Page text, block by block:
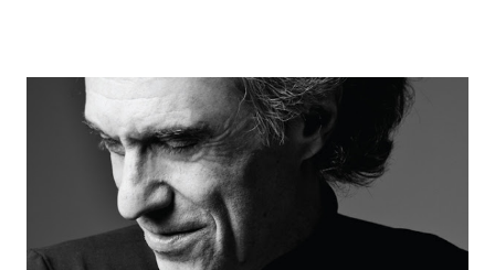
ritmos nordestinos –, a sanfona passeia pelas 14 faixas do
CD de forma burocrática. Embora correto, o canto de
Paulinho Boca de Cantor não chega a empolgar. Entre a
mediana ‘Xote cardiovascular’ (Carlinhos Vergueiro/
Paulinho Boca/ Carlinhos Marques) e a equivocada ‘Seu
preconceito’ (Luiz Caldas/ Paulinho Boca), o álbum carece